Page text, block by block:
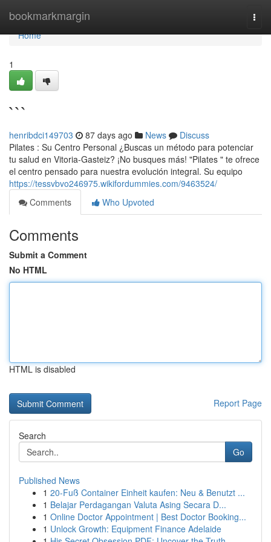
bookmarkmargin
Home
Home
1
```
henribdci149703 87 days ago News
Discuss
Pilates : Su Centro Personal ¿Buscas un método para potenciar
tu salud en Vitoria-Gasteiz? ¡No busques más! "Pilates " te ofrece
el centro pensado para nuestra evolución integral. Su equipo
https://tessvbvo246975.wikifordummies.com/9463524/
Comments
Who Upvoted
Comments
Submit a Comment
No HTML
HTML is disabled
Report Page
Search
Go
Published News
1 20-Fuß Container Einheit kaufen: Neu & Benutzt ...
1 Belajar Perdagangan Valuta Asing Secara D...
1 Online Doctor Appointment | Best Doctor Booking...
1 Unlock Growth: Equipment Finance Adelaide